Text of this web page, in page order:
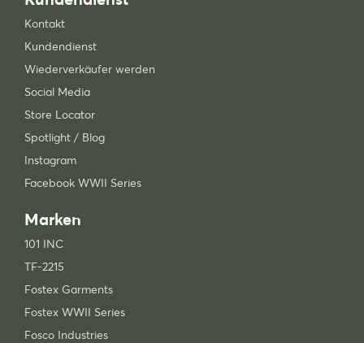
Kontakt
Kundendienst
Wiederverkäufer werden
Social Media
Store Locator
Spotlight / Blog
Instagram
Facebook WWII Series
Marken
101 INC
TF-2215
Fostex Garments
Fostex WWII Series
Fosco Industries